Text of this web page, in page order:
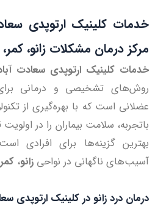
خدمات کلینیک ارتوپدی
مرکز درمان مشکلات زانو،
خدمات کلینیک ارتوپدی سعادت
روش‌های تشخیصی و درمانی برای
عضلانی است که با بهره‌گیری از
باتجربه، سلامت بیماران را در
بهترین گزینه‌ها برای افرادی
آسیب‌های ناگهانی در نواحی زانو، کمر
درمان درد زانو در کلینیک ارتوپدی